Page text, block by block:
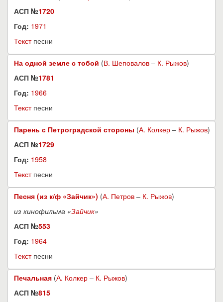
АСП №1720
Год: 1971
Текстпесни
На одной земле с тобой (В. Шеповалов – К. Рыжов)
АСП №1781
Год: 1966
Текстпесни
Парень с Петроградской стороны (А. Колкер – К. Рыжов)
АСП №1729
Год: 1958
Текстпесни
Песня (из к/ф «Зайчик») (А. Петров – К. Рыжов)
из кинофильма «Зайчик»
АСП №553
Год: 1964
Текстпесни
Печальная (А. Колкер – К. Рыжов)
АСП №815